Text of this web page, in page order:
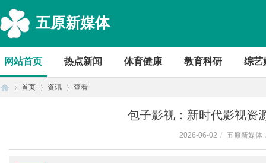
五原新媒体
网站首页 热点新闻 体育健康 教育科研 综艺
首页 资讯 查看
包子影视：新时代影视资
2026-06-02 / 五原新媒体